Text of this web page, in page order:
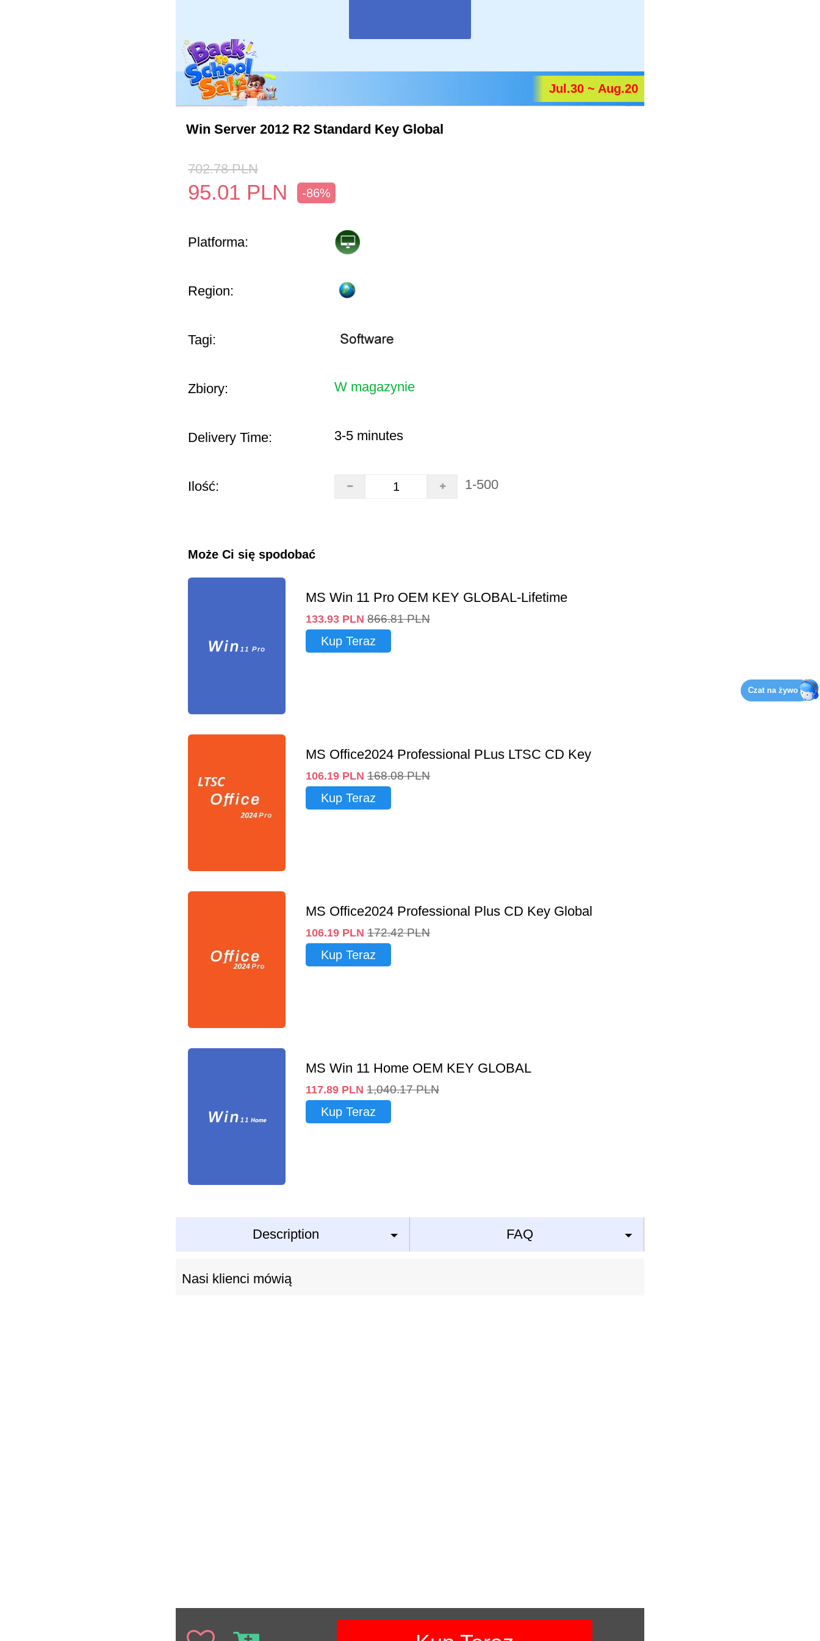
Jul.30 ~ Aug.20
Win Server 2012 R2 Standard Key Global
702.78 PLN
95.01 PLN -86%
Platforma:
Region:
Tagi:
Zbiory: W magazynie
Delivery Time: 3-5 minutes
Ilość: 1-500
Może Ci się spodobać
MS Win 11 Pro OEM KEY GLOBAL-Lifetime
133.93 PLN 866.81 PLN
Kup Teraz
MS Office2024 Professional PLus LTSC CD Key
106.19 PLN 168.08 PLN
Kup Teraz
MS Office2024 Professional Plus CD Key Global
106.19 PLN 172.42 PLN
Kup Teraz
MS Win 11 Home OEM KEY GLOBAL
117.89 PLN 1,040.17 PLN
Kup Teraz
Description FAQ
Nasi klienci mówią
Czat na żywo